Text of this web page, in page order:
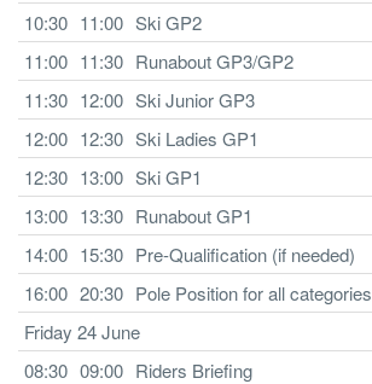
10:30 11:00 Ski GP2
11:00 11:30 Runabout GP3/GP2
11:30 12:00 Ski Junior GP3
12:00 12:30 Ski Ladies GP1
12:30 13:00 Ski GP1
13:00 13:30 Runabout GP1
14:00 15:30 Pre-Qualification (if needed)
16:00 20:30 Pole Position for all categories
Friday 24 June
08:30 09:00 Riders Briefing